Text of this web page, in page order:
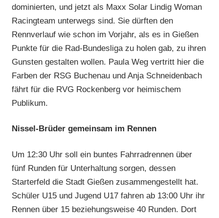
dominierten, und jetzt als Maxx Solar Lindig Woman
Racingteam unterwegs sind. Sie dürften den
Rennverlauf wie schon im Vorjahr, als es in Gießen
Punkte für die Rad-Bundesliga zu holen gab, zu ihren
Gunsten gestalten wollen. Paula Weg vertritt hier die
Farben der RSG Buchenau und Anja Schneidenbach
fährt für die RVG Rockenberg vor heimischem
Publikum.
Nissel-Brüder gemeinsam im Rennen
Um 12:30 Uhr soll ein buntes Fahrradrennen über
fünf Runden für Unterhaltung sorgen, dessen
Starterfeld die Stadt Gießen zusammengestellt hat.
Schüler U15 und Jugend U17 fahren ab 13:00 Uhr ihr
Rennen über 15 beziehungsweise 40 Runden. Dort